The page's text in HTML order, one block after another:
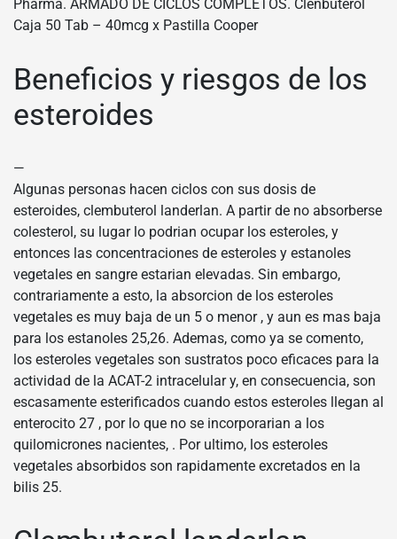
Pharma. ARMADO DE CICLOS COMPLETOS. Clenbuterol
Caja 50 Tab – 40mcg x Pastilla Cooper
Beneficios y riesgos de los
esteroides
—
Algunas personas hacen ciclos con sus dosis de
esteroides, clembuterol landerlan. A partir de no absorberse
colesterol, su lugar lo podrian ocupar los esteroles, y
entonces las concentraciones de esteroles y estanoles
vegetales en sangre estarian elevadas. Sin embargo,
contrariamente a esto, la absorcion de los esteroles
vegetales es muy baja de un 5 o menor , y aun es mas baja
para los estanoles 25,26. Ademas, como ya se comento,
los esteroles vegetales son sustratos poco eficaces para la
actividad de la ACAT-2 intracelular y, en consecuencia, son
escasamente esterificados cuando estos esteroles llegan al
enterocito 27 , por lo que no se incorporarian a los
quilomicrones nacientes, . Por ultimo, los esteroles
vegetales absorbidos son rapidamente excretados en la
bilis 25.